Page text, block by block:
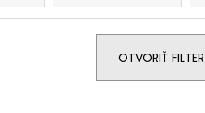
OTVORIŤ FILTER